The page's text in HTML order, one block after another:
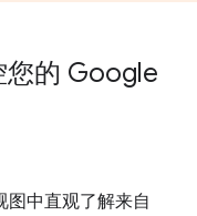
的 Google
图中直观了解来自